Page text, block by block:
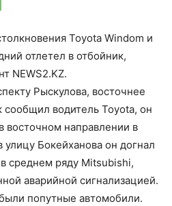
Toyota Windom и
отлетел в отбойник,
NEWS2.KZ.
Рыскулова, восточнее
сообщил водитель Toyota, он
восточном направлении в
Бокейханова он догнал
среднем ряду Mitsubishi,
аварийной сигнализацией.
попутные автомобили.